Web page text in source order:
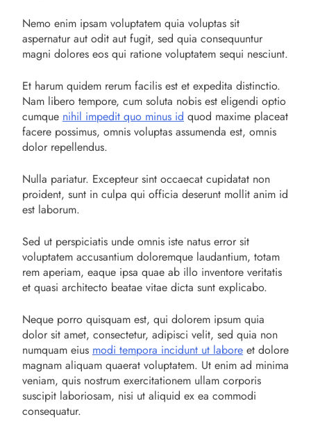
Nemo enim ipsam voluptatem quia voluptas sit
aspernatur aut odit aut fugit, sed quia consequuntur
magni dolores eos qui ratione voluptatem sequi nesciunt.
Et harum quidem rerum facilis est et expedita distinctio.
Nam libero tempore, cum soluta nobis est eligendi optio
cumque nihil impedit quo minus id quod maxime placeat
facere possimus, omnis voluptas assumenda est, omnis
dolor repellendus.
Nulla pariatur. Excepteur sint occaecat cupidatat non
proident, sunt in culpa qui officia deserunt mollit anim id
est laborum.
Sed ut perspiciatis unde omnis iste natus error sit
voluptatem accusantium doloremque laudantium, totam
rem aperiam, eaque ipsa quae ab illo inventore veritatis
et quasi architecto beatae vitae dicta sunt explicabo.
Neque porro quisquam est, qui dolorem ipsum quia
dolor sit amet, consectetur, adipisci velit, sed quia non
numquam eius modi tempora incidunt ut labore et dolore
magnam aliquam quaerat voluptatem. Ut enim ad minima
veniam, quis nostrum exercitationem ullam corporis
suscipit laboriosam, nisi ut aliquid ex ea commodi
consequatur.